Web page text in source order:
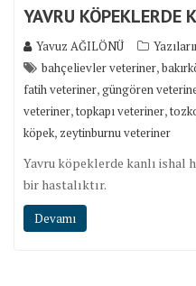
YAVRU KÖPEKLERDE
Yavuz AĞILÖNÜ
bahçelievler veteriner,
fatih veteriner,güngören
veteriner,topkapı veteriner,
köpek, zeytinburnu veteriner
Yavru köpeklerde kanlı ishal
bir hastalıktır.
Devamı